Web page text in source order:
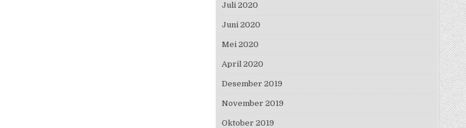
Juli 2020
Juni 2020
Mei 2020
April 2020
Desember 2019
November 2019
Oktober 2019